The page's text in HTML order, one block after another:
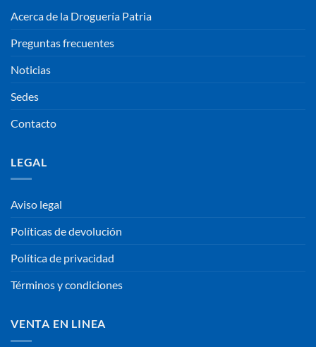
Acerca de la Droguería Patria
Preguntas frecuentes
Noticias
Sedes
Contacto
LEGAL
Aviso legal
Políticas de devolución
Política de privacidad
Términos y condiciones
VENTA EN LINEA